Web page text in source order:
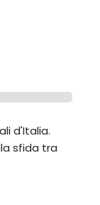
d'Italia.
sfida tra